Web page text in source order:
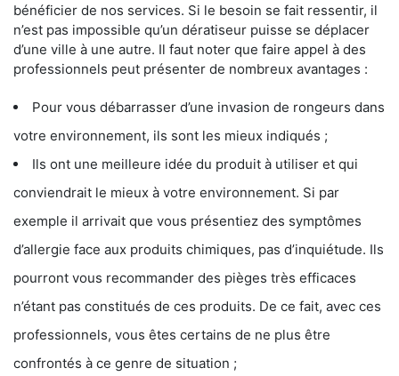
bénéficier de nos services. Si le besoin se fait ressentir, il
n’est pas impossible qu’un dératiseur puisse se déplacer
d’une ville à une autre. Il faut noter que faire appel à des
professionnels peut présenter de nombreux avantages :
Pour vous débarrasser d’une invasion de rongeurs dans
votre environnement, ils sont les mieux indiqués ;
Ils ont une meilleure idée du produit à utiliser et qui
conviendrait le mieux à votre environnement. Si par
exemple il arrivait que vous présentiez des symptômes
d’allergie face aux produits chimiques, pas d’inquiétude. Ils
pourront vous recommander des pièges très efficaces
n’étant pas constitués de ces produits. De ce fait, avec ces
professionnels, vous êtes certains de ne plus être
confrontés à ce genre de situation ;